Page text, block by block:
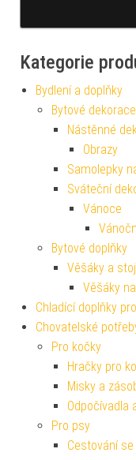
Kategorie
Bydlení a doplňky
Bytové dekorace
Nástěnné
Obrazy
Samolepky
Sváteční
Vánoce
Bytové doplňky
Věšáky a
Věšáky
Chladící doplňky
Chovatelské
Pro kočky
Hračky pro
Misky a
Odpočívadla
Pro psy
Cestování